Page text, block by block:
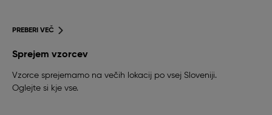
PREBERI VEČ
Sprejem vzorcev
Vzorce sprejemamo na večih lokacij po vsej Sloveniji.
Oglejte si kje vse.